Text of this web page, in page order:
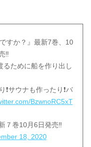
すか？』最新7巻、10
‼️
ために船を作り出し
サウナも作ったり❗️バ
BzwnoRC5xT
７巻10月6日発売‼︎
18, 2020